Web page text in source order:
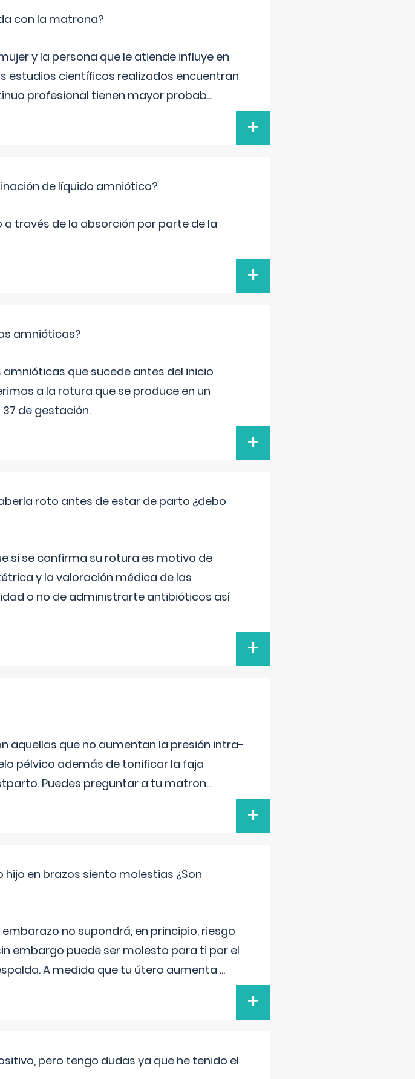
con la matrona?
y la persona que le atiende influye en
estudios científicos realizados encuentran
profesional tienen mayor probab...
+
de líquido amniótico?
a través de la absorción por parte de la
+
amnióticas?
que sucede antes del inicio
a la rotura que se produce en un
de gestación.
+
roto antes de estar de parto ¿debo
si se confirma su rotura es motivo de
y la valoración médica de las
o no de administrarte antibióticos así
+
aquellas que no aumentan la presión intra-
pélvico además de tonificar la faja
Puedes preguntar a tu matron...
+
en brazos siento molestias ¿Son
no supondrá, en principio, riesgo
embargo puede ser molesto para ti por el
A medida que tu útero aumenta ...
+
pero tengo dudas ya que he tenido el